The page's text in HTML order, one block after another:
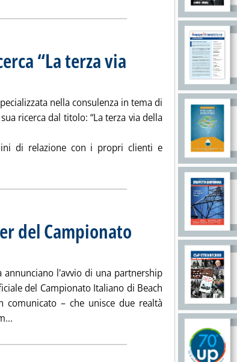
“La terza via
nella consulenza in tema di
ricerca dal titolo: “La terza via della
di relazione con i propri clienti e
presenta ricerca “La terza via della
del Campionato
. Pubblicata lunedì 19 maggio 2025 alle 21.4.
annunciano l'avvio di una partnership
del Campionato Italiano di Beach
comunicato – che unisce due realtà
Leggi tutta la notizia: 'Q8 Italia è Title Main